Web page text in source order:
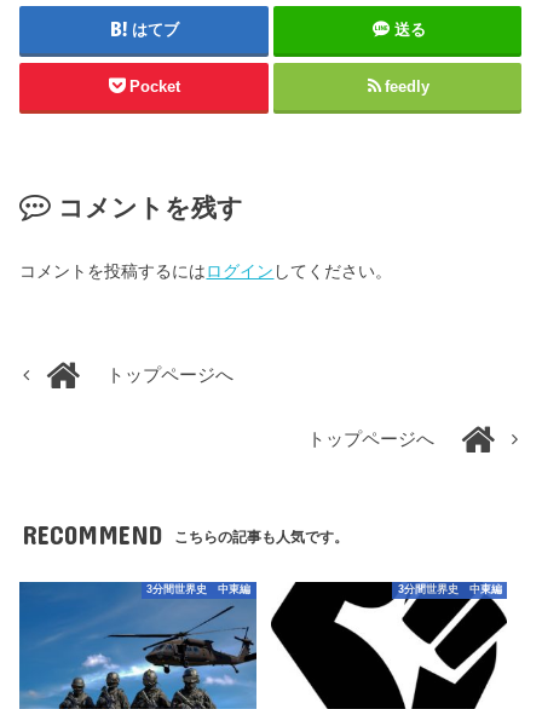
はてブ 送る
Pocket feedly
コメントを残す
コメントを投稿するにはログイン してください。
トップページへ
トップページへ
RECOMMEND こちらの記事も人気です。
3分間世界史 中東編 3分間世界史 中東編